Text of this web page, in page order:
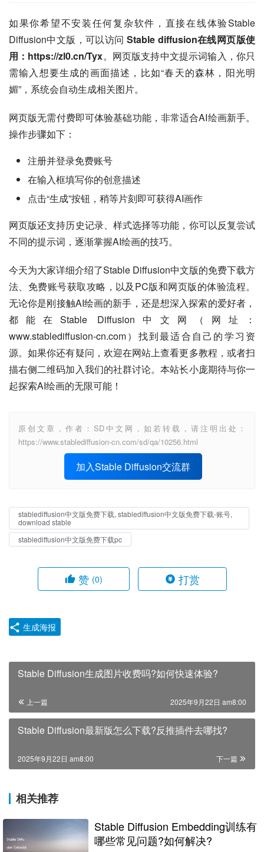
如果你希望不安装任何复杂软件，直接在线体验Stable
Diffusion中文版，可以访问 Stable diffusion在线网页版使
用：https://zl0.cn/Tyx。网页版支持中文提示词输入，你只
需输入想要生成的画面描述，比如“春天的森林，阳光明
媚”，系统会自动生成相关图片。
网页版无需付费即可体验基础功能，非常适合AI绘画新手。
操作步骤如下：
注册并登录免费账号
在输入框填写你的创意描述
点击“生成”按钮，稍等片刻即可获得AI画作
网页版还支持历史记录、样式选择等功能，你可以反复尝试
不同的提示词，逐渐掌握AI绘画的技巧。
今天为大家详细介绍了Stable Diffusion中文版的免费下载方
法、免费账号获取攻略，以及PC版和网页版的体验流程。
无论你是刚接触AI绘画的新手，还是想深入探索的爱好者，
都能在Stable Diffusion中文网（网址：
www.stablediffusion-cn.com）找到最适合自己的学习资
源。如果你还有疑问，欢迎在网站上查看更多教程，或者扫
描右侧二维码加入我们的社群讨论。本站长小庞期待与你一
起探索AI绘画的无限可能！
原创文章，作者：SD中文网，如若转载，请注明出处：
https://www.stablediffusion-cn.com/sd/qa/10256.html
加入Stable Diffusion交流群
stablediffusion中文版免费下载, stablediffusion中文版免费下载-账号,
download stable
stablediffusion中文版免费下载pc
赞 (0) 打赏
生成海报
Stable Diffusion生成图片收费吗?如何快速体验?
上一篇 2025年9月22日 am8:00
Stable Diffusion最新版怎么下载?反推插件去哪找?
下一篇
2025年9月22日 am8:00
相关推荐
Stable Diffusion Embedding训练有
哪些常见问题?如何解决?